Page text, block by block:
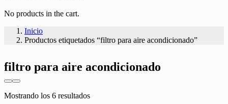
No products in the cart.
Inicio
Productos etiquetados “filtro para aire acondicionado”
filtro para aire acondicionado
Mostrando los 6 resultadosOrdenado